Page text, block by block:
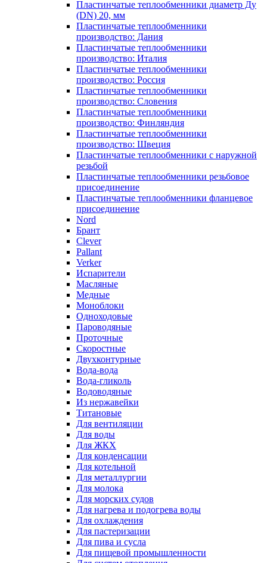
Пластинчатые теплообменники диаметр Ду
(DN) 20, мм
Пластинчатые теплообменники
производство: Дания
Пластинчатые теплообменники
производство: Италия
Пластинчатые теплообменники
производство: Россия
Пластинчатые теплообменники
производство: Словения
Пластинчатые теплообменники
производство: Финляндия
Пластинчатые теплообменники
производство: Швеция
Пластинчатые теплообменники с наружной
резьбой
Пластинчатые теплообменники резьбовое
присоединение
Пластинчатые теплообменники фланцевое
присоединение
Nord
Брант
Clever
Pallant
Verker
Испарители
Масляные
Медные
Моноблоки
Одноходовые
Пароводяные
Проточные
Скоростные
Двухконтурные
Вода-вода
Вода-гликоль
Водоводяные
Из нержавейки
Титановые
Для вентиляции
Для воды
Для ЖКХ
Для конденсации
Для котельной
Для металлургии
Для молока
Для морских судов
Для нагрева и подогрева воды
Для охлаждения
Для пастеризации
Для пива и сусла
Для пищевой промышленности